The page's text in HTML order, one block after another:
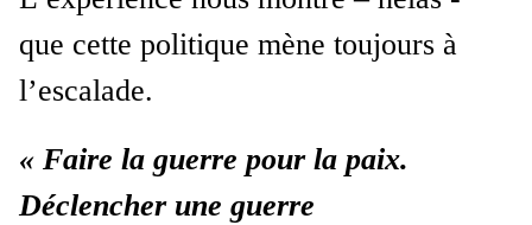
que cette politique mène toujours à
l’escalade.
« Faire la guerre pour la paix.
Déclencher une guerre